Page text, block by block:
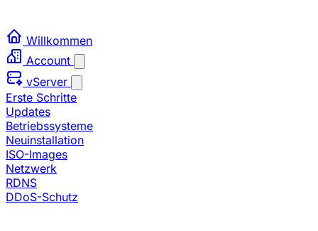
Willkommen
Account
vServer
Erste Schritte
Updates
Betriebssysteme
Neuinstallation
ISO-Images
Netzwerk
RDNS
DDoS-Schutz